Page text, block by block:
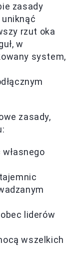
zasady
rzut oka
w
system,
zasady,
liderów
wszelkich